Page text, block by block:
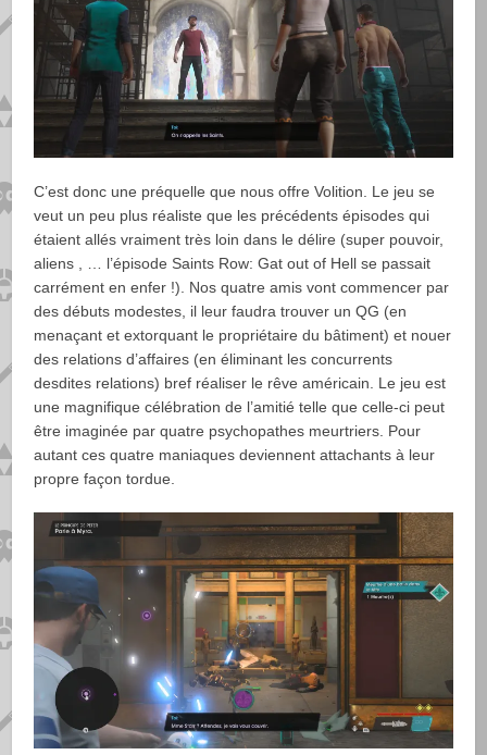
C’est donc une préquelle que nous offre Volition. Le jeu se
veut un peu plus réaliste que les précédents épisodes qui
étaient allés vraiment très loin dans le délire (super pouvoir,
aliens , … l’épisode Saints Row: Gat out of Hell se passait
carrément en enfer !). Nos quatre amis vont commencer par
des débuts modestes, il leur faudra trouver un QG (en
menaçant et extorquant le propriétaire du bâtiment) et nouer
des relations d’affaires (en éliminant les concurrents
desdites relations) bref réaliser le rêve américain. Le jeu est
une magnifique célébration de l’amitié telle que celle-ci peut
être imaginée par quatre psychopathes meurtriers. Pour
autant ces quatre maniaques deviennent attachants à leur
propre façon tordue.